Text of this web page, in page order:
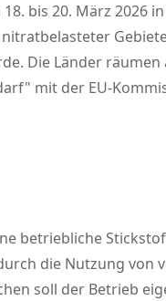
bis 20. März 2026
Die Länder räumen
mit der EU-
betriebliche
die Nutzung von
soll der Betrieb